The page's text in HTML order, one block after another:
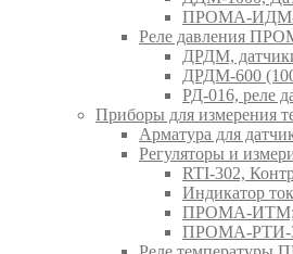
ПРОМА-ИДМ-
Реле давления
ДРДМ,
ДРДМ-600
РД-016, реле
Приборы для измерения
Арматура для
Регуляторы и
RTI-302,
Индикатор
ПРОМА-ИТМ;
ПРОМА-РТИ-